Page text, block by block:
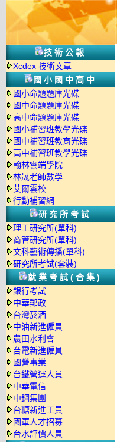
技術公報
Xcdex 技術文章
國小國中高中
國小命題題庫光碟
國中命題題庫光碟
高中命題題庫光碟
國小補習班教學光碟
國中補習班教育光碟
高中補習班教學光碟
翰林雲端學院
林晟老師數學
艾爾雲校
行動補習網
研究所考試
理工研究所(單科)
商管研究所(單科)
文科藝術傳播(單科)
研究所考試(套裝)
就業考試(合集)
銀行考試
中華郵政
台灣菸酒
中油新進僱員
農田水利會
台電新進僱員
國營事業
台鐵營運人員
中華電信
中鋼集團
台糖新進工員
國軍人才招募
台水評價人員